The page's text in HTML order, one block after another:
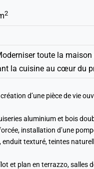
2
toute la
la cuisine au cœur du
d’une pièce de vie
aluminium et bois
installation d’une
enduit texturé, teintes
et plan en terrazzo, salles